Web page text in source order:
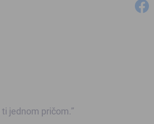
jednom pričom.”